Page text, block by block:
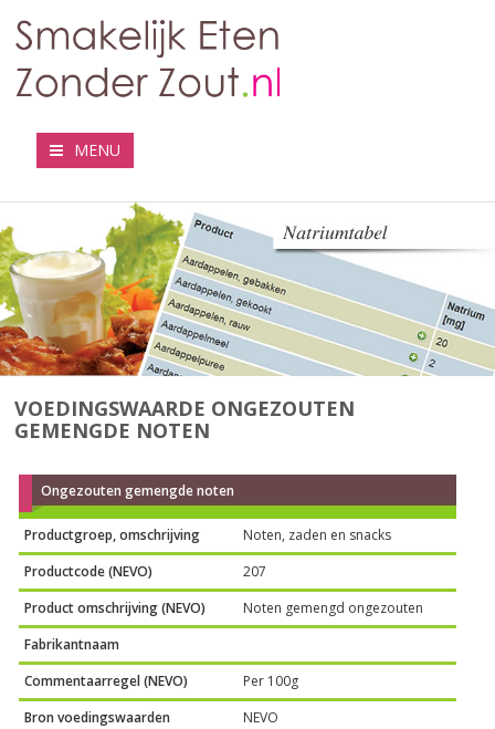
MENU
VOEDINGSWAARDE ONGEZOUTEN
GEMENGDE NOTEN
Ongezouten gemengde noten
Productgroep, omschrijving
Noten, zaden en snacks
Productcode (NEVO)
207
Product omschrijving (NEVO)
Noten gemengd ongezouten
Fabrikantnaam
Commentaarregel (NEVO)
Per 100g
Bron voedingswaarden
NEVO